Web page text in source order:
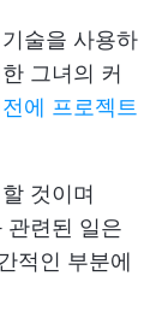
술을 사용하
그녀의 커
에 프로젝트
것이며
관련된 일은
적인 부분에